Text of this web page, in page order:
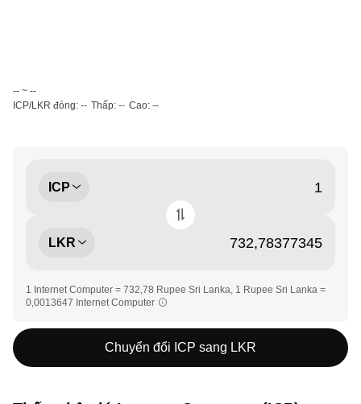
-- ~ --
ICP/LKR đóng: -- Thấp: -- Cao: --
ICP
LKR
1 Internet Computer = 732,78 Rupee Sri Lanka, 1 Rupee Sri Lanka =
0,0013647 Internet Computer
Chuyển đổi ICP sang LKR